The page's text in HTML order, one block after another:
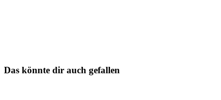
Das könnte dir auch gefallen